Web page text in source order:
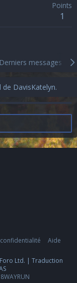
Points
1
Derniers messages
DavisKatelyn.
Aide
Ltd. | Traduction
8WAYRUN